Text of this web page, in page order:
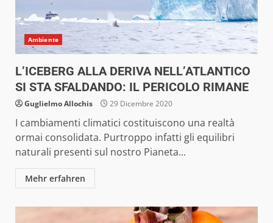
Ambiente
L’ICEBERG ALLA DERIVA NELL’ATLANTICO
SI STA SFALDANDO: IL PERICOLO RIMANE
Guglielmo Allochis 29 Dicembre 2020
I cambiamenti climatici costituiscono una realtà
ormai consolidata. Purtroppo infatti gli equilibri
naturali presenti sul nostro Pianeta...
Mehr erfahren